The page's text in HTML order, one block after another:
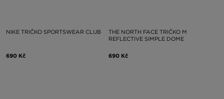
NIKE TRIČKO SPORTSWEAR CLUB
690 Kč
THE NORTH FACE TRIČKO M
REFLECTIVE SIMPLE DOME
690 Kč